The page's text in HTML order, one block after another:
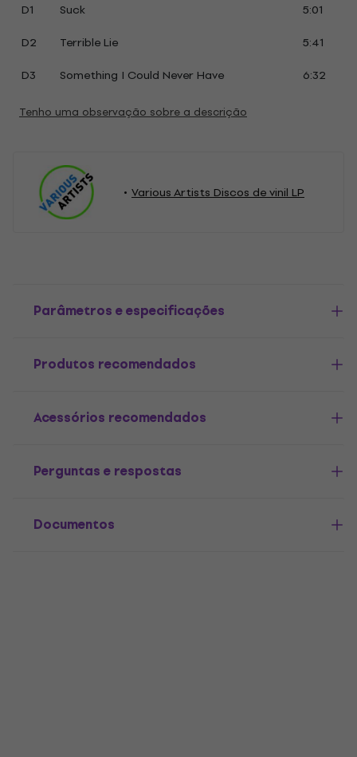
D1 Suck
5:01
D2
Terrible Lie
5:41
D3
Something I Could Never Have 6:32
Tenho uma observação sobre a descrição
Various Artists Discos de vinil LP
Parâmetros e especificações
Produtos recomendados
Acessórios recomendados
Perguntas e respostas
Documentos